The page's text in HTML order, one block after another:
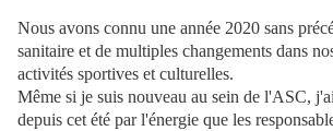
Nous avons connu une année 2020 sans
sanitaire et de multiples changements dans
activités sportives et culturelles.
Même si je suis nouveau au sein de l'ASC,
depuis cet été par l'énergie que les